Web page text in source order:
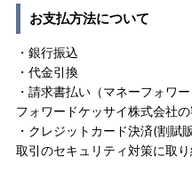
お支払方法について
・銀行振込
・代金引換
・請求書払い（マネーフォワ
フォワードケッサイ株式会社の
・クレジットカード決済(割賦
取引のセキュリティ対策に取